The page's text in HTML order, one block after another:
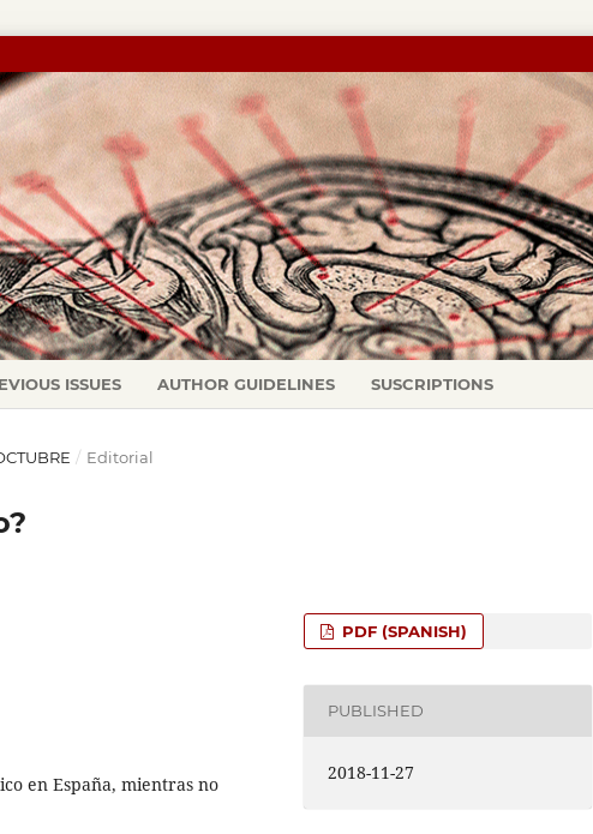
ISSUES AUTHOR GUIDELINES SUSCRIPTIONS
/ Editorial
en España, mientras no
PDF (SPANISH)
PUBLISHED
2018-11-27